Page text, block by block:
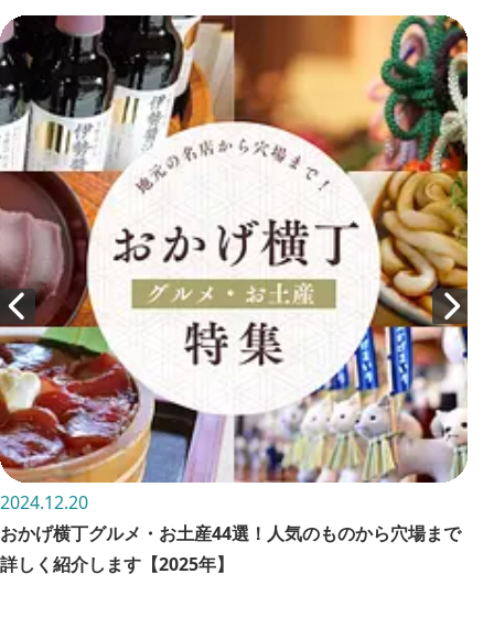
2024.12.20
おかげ横丁グルメ・お土産44選！人気のものから穴場まで
詳しく紹介します【2025年】